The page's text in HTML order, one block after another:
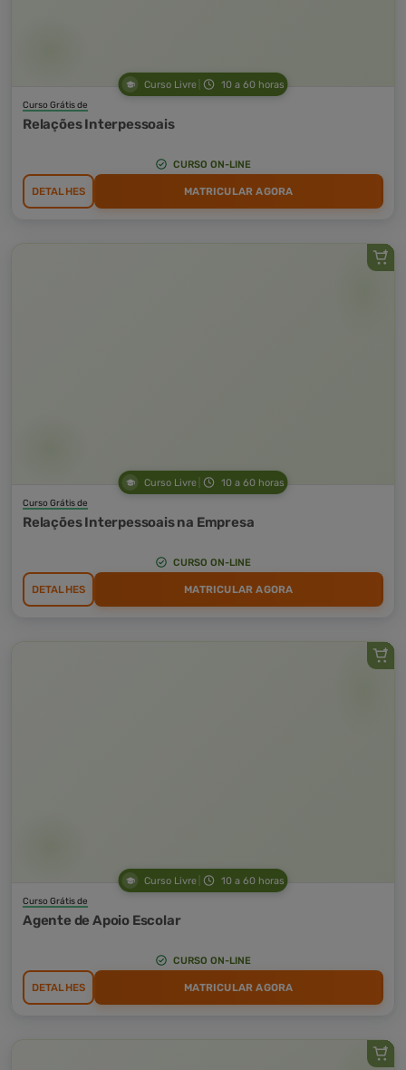
Curso Livre 10 a 60 horas
Curso Grátis de
Relações Interpessoais
CURSO ON-LINE
DETALHES MATRICULAR AGORA
Curso Livre 10 a 60 horas
Curso Grátis de
Relações Interpessoais na Empresa
CURSO ON-LINE
DETALHES MATRICULAR AGORA
Curso Livre 10 a 60 horas
Curso Grátis de
Agente de Apoio Escolar
CURSO ON-LINE
DETALHES MATRICULAR AGORA